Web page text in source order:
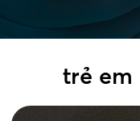
trẻ em